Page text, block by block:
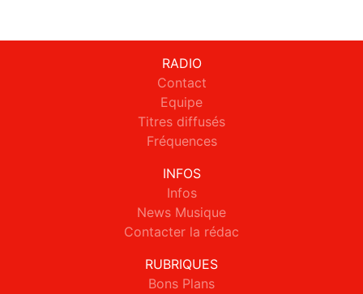
RADIO
Contact
Equipe
Titres diffusés
Fréquences
INFOS
Infos
News Musique
Contacter la rédac
RUBRIQUES
Bons Plans